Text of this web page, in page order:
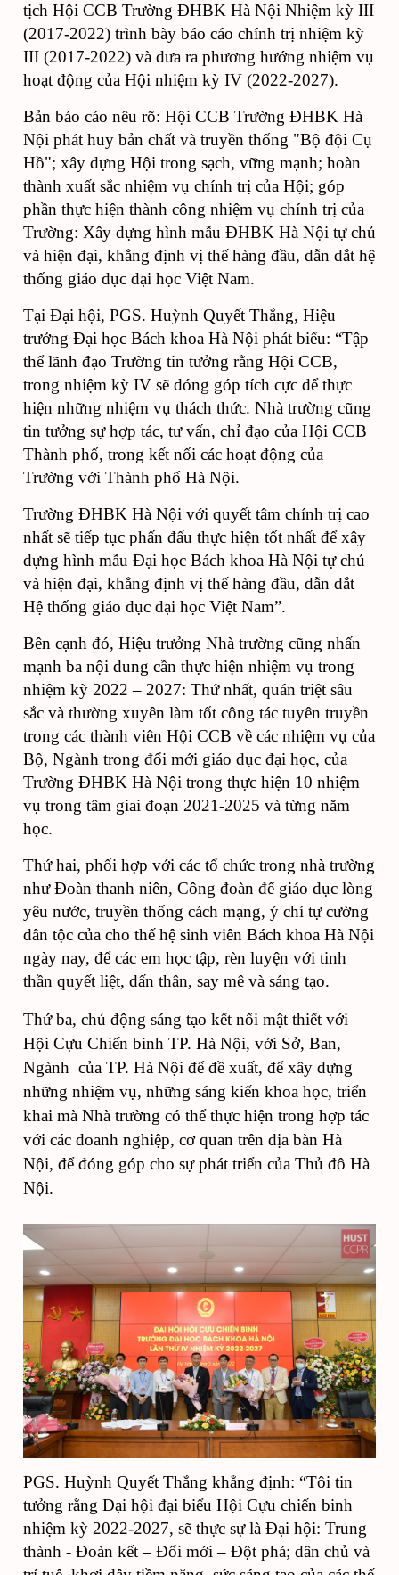
tịch Hội CCB Trường ĐHBK Hà Nội Nhiệm kỳ III
(2017-2022) trình bày báo cáo chính trị nhiệm kỳ
III (2017-2022) và đưa ra phương hướng nhiệm vụ
hoạt động của Hội nhiệm kỳ IV (2022-2027).
Bản báo cáo nêu rõ: Hội CCB Trường ĐHBK Hà
Nội phát huy bản chất và truyền thống "Bộ đội Cụ
Hồ"; xây dựng Hội trong sạch, vững mạnh; hoàn
thành xuất sắc nhiệm vụ chính trị của Hội; góp
phần thực hiện thành công nhiệm vụ chính trị của
Trường: Xây dựng hình mẫu ĐHBK Hà Nội tự chủ
và hiện đại, khẳng định vị thế hàng đầu, dẫn dắt hệ
thống giáo dục đại học Việt Nam.
Tại Đại hội, PGS. Huỳnh Quyết Thắng, Hiệu
trưởng Đại học Bách khoa Hà Nội phát biểu: “Tập
thể lãnh đạo Trường tin tưởng rằng Hội CCB,
trong nhiệm kỳ IV sẽ đóng góp tích cực để thực
hiện những nhiệm vụ thách thức. Nhà trường cũng
tin tưởng sự hợp tác, tư vấn, chỉ đạo của Hội CCB
Thành phố, trong kết nối các hoạt động của
Trường với Thành phố Hà Nội.
Trường ĐHBK Hà Nội với quyết tâm chính trị cao
nhất sẽ tiếp tục phấn đấu thực hiện tốt nhất để xây
dựng hình mẫu Đại học Bách khoa Hà Nội tự chủ
và hiện đại, khẳng định vị thế hàng đầu, dẫn dắt
Hệ thống giáo dục đại học Việt Nam”.
Bên cạnh đó, Hiệu trưởng Nhà trường cũng nhấn
mạnh ba nội dung cần thực hiện nhiệm vụ trong
nhiệm kỳ 2022 – 2027: Thứ nhất, quán triệt sâu
sắc và thường xuyên làm tốt công tác tuyên truyền
trong các thành viên Hội CCB về các nhiệm vụ của
Bộ, Ngành trong đổi mới giáo dục đại học, của
Trường ĐHBK Hà Nội trong thực hiện 10 nhiệm
vụ trong tâm giai đoạn 2021-2025 và từng năm
học.
Thứ hai, phối hợp với các tổ chức trong nhà trường
như Đoàn thanh niên, Công đoàn để giáo dục lòng
yêu nước, truyền thống cách mạng, ý chí tự cường
dân tộc của cho thế hệ sinh viên Bách khoa Hà Nội
ngày nay, để các em học tập, rèn luyện với tinh
thần quyết liệt, dấn thân, say mê và sáng tạo.
Thứ ba, chủ động sáng tạo kết nối mật thiết với
Hội Cựu Chiến binh TP. Hà Nội, với Sở, Ban,
Ngành  của TP. Hà Nội để đề xuất, để xây dựng
những nhiệm vụ, những sáng kiến khoa học, triển
khai mà Nhà trường có thể thực hiện trong hợp tác
với các doanh nghiệp, cơ quan trên địa bàn Hà
Nội, để đóng góp cho sự phát triển của Thủ đô Hà
Nội.
PGS. Huỳnh Quyết Thắng khẳng định: “Tôi tin
tưởng rằng Đại hội đại biểu Hội Cựu chiến binh
nhiệm kỳ 2022-2027, sẽ thực sự là Đại hội: Trung
thành - Đoàn kết – Đổi mới – Đột phá; dân chủ và